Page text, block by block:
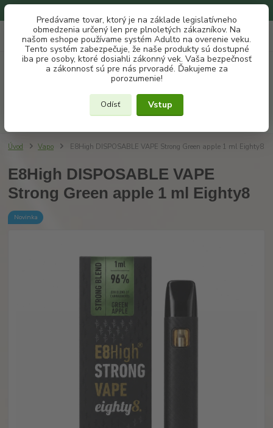
Predávame tovar, ktorý je na základe legislatívneho
obmedzenia určený len pre plnoletých zákazníkov. Na
našom eshope používame systém Adulto na overenie veku.
Tento systém zabezpečuje, že naše produkty sú dostupné
iba pre osoby, ktoré dosiahli zákonný vek. Vaša bezpečnosť
a zákonnosť sú pre nás prvoradé. Ďakujeme za
porozumenie!
Odísť Vstup
EUR
+421 907 302 607
(Po-Pia, 10 -18 hod.)
za€ 0
Úvod Vapo E8High DISPOSABLE VAPE Strong Green apple 1 ml Eighty8
E8High DISPOSABLE VAPE
Strong Green apple 1 ml Eighty8
Novinka